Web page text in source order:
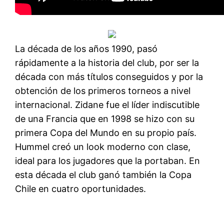
La década de los años 1990, pasó
rápidamente a la historia del club, por ser la
década con más títulos conseguidos y por la
obtención de los primeros torneos a nivel
internacional. Zidane fue el líder indiscutible
de una Francia que en 1998 se hizo con su
primera Copa del Mundo en su propio país.
Hummel creó un look moderno con clase,
ideal para los jugadores que la portaban. En
esta década el club ganó también la Copa
Chile en cuatro oportunidades.